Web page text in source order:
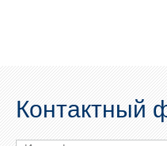
Контактный